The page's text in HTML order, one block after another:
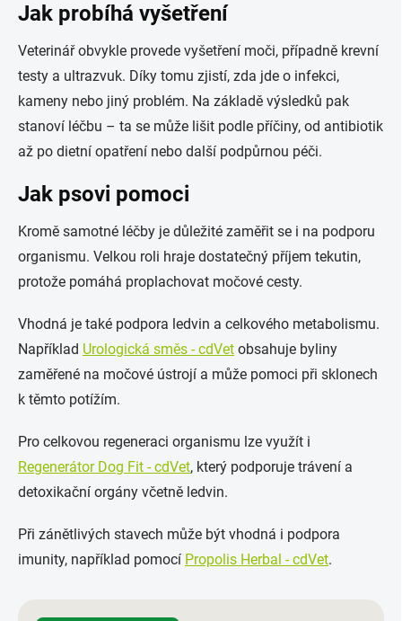
Jak probíhá vyšetření
Veterinář obvykle provede vyšetření moči, případně krevní
testy a ultrazvuk. Díky tomu zjistí, zda jde o infekci,
kameny nebo jiný problém. Na základě výsledků pak
stanoví léčbu – ta se může lišit podle příčiny, od antibiotik
až po dietní opatření nebo další podpůrnou péči.
Jak psovi pomoci
Kromě samotné léčby je důležité zaměřit se i na podporu
organismu. Velkou roli hraje dostatečný příjem tekutin,
protože pomáhá proplachovat močové cesty.
Vhodná je také podpora ledvin a celkového metabolismu.
Například Urologická směs - cdVet obsahuje byliny
zaměřené na močové ústrojí a může pomoci při sklonech
k těmto potížím.
Pro celkovou regeneraci organismu lze využít i
Regenerátor Dog Fit - cdVet, který podporuje trávení a
detoxikační orgány včetně ledvin.
Při zánětlivých stavech může být vhodná i podpora
imunity, například pomocí Propolis Herbal - cdVet.